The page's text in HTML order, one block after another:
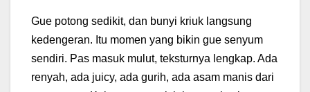
Gue potong sedikit, dan bunyi kriuk langsung
kedengeran. Itu momen yang bikin gue senyum
sendiri. Pas masuk mulut, teksturnya lengkap. Ada
renyah, ada juicy, ada gurih, ada asam manis dari